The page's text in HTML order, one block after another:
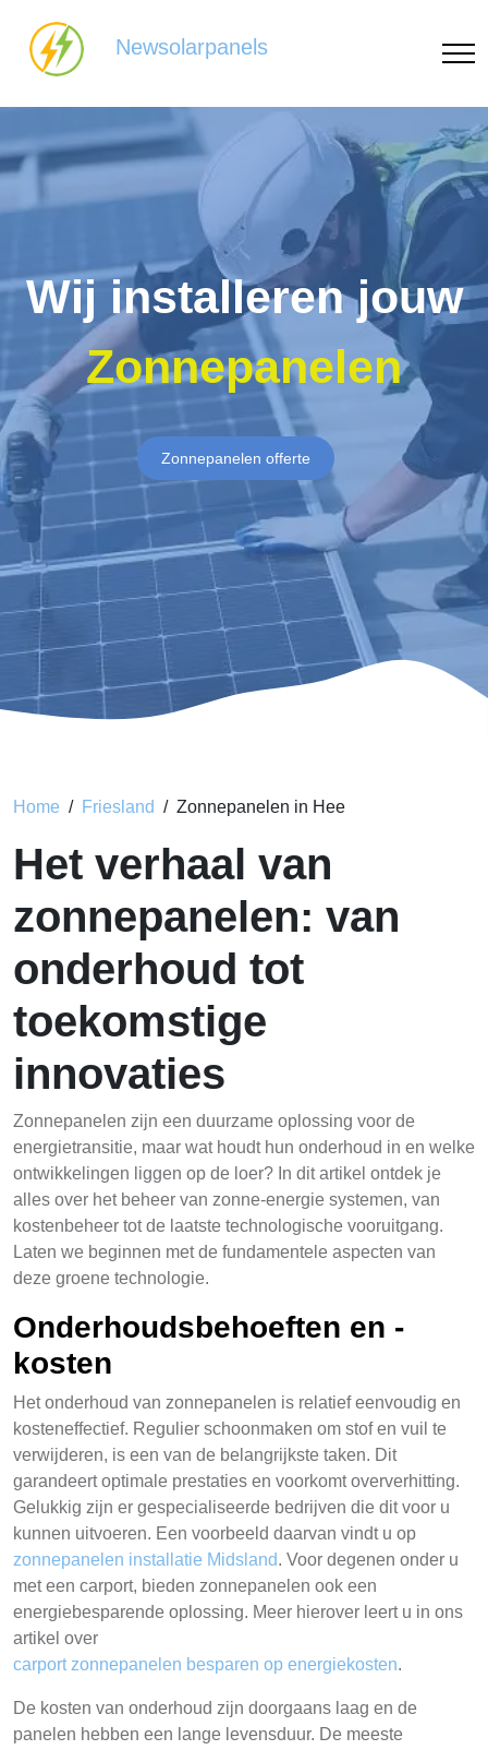
Newsolarpanels
Wij installeren jouw
Zonnepanelen
Zonnepanelen offerte
Home Friesland Zonnepanelen in Hee
Het verhaal van
zonnepanelen: van
onderhoud tot
toekomstige
innovaties
Zonnepanelen zijn een duurzame oplossing voor de
energietransitie, maar wat houdt hun onderhoud in en welke
ontwikkelingen liggen op de loer? In dit artikel ontdek je
alles over het beheer van zonne-energie systemen, van
kostenbeheer tot de laatste technologische vooruitgang.
Laten we beginnen met de fundamentele aspecten van
deze groene technologie.
Onderhoudsbehoeften en -
kosten
Het onderhoud van zonnepanelen is relatief eenvoudig en
kosteneffectief. Regulier schoonmaken om stof en vuil te
verwijderen, is een van de belangrijkste taken. Dit
garandeert optimale prestaties en voorkomt oververhitting.
Gelukkig zijn er gespecialiseerde bedrijven die dit voor u
kunnen uitvoeren. Een voorbeeld daarvan vindt u op
zonnepanelen installatie Midsland. Voor degenen onder u
met een carport, bieden zonnepanelen ook een
energiebesparende oplossing. Meer hierover leert u in ons
artikel over
carport zonnepanelen besparen op energiekosten.
De kosten van onderhoud zijn doorgaans laag en de
panelen hebben een lange levensduur. De meeste